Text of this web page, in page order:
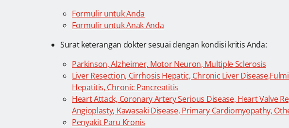
Formulir untuk Anda
Formulir untuk Anak Anda
Surat keterangan dokter sesuai dengan kondisi kritis Anda:
Parkinson, Alzheimer, Motor Neuron, Multiple Sclerosis
Liver Resection, Cirrhosis Hepatic, Chronic Liver
Hepatitis, Chronic Pancreatitis
Heart Attack, Coronary Artery Serious Disease, Heart Valve
Angioplasty, Kawasaki Disease, Primary Cardiomyopathy,
Penyakit Paru Kronis